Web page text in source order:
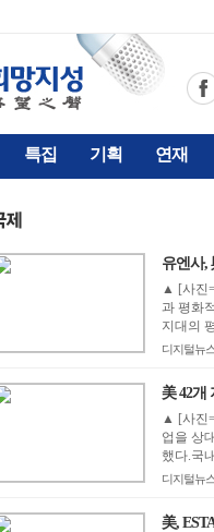
특집 기획 연재
유엔사,
▲ [사진
과 평화
지대의
디지털뉴
美 42개
▲ [사진
업을 상
했다.국
디지털뉴
美,